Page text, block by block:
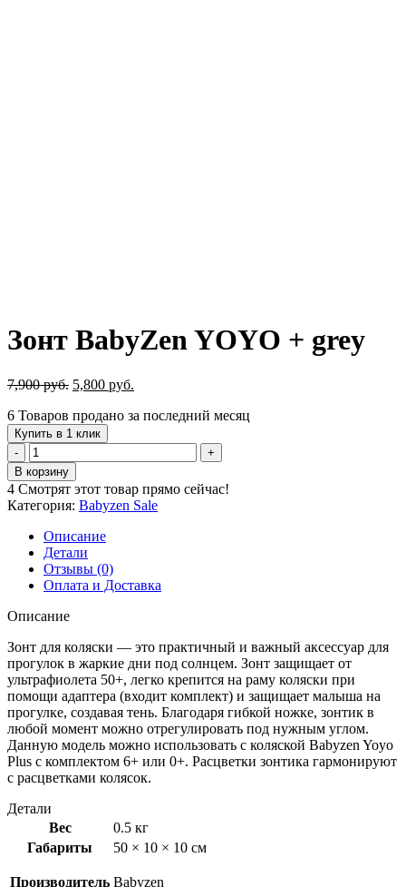
Зонт BabyZen YOYO + grey
7,900руб. Первоначальная
составляла
7,900 руб..
5,800 руб.
5,800 руб..
6 Товаров продано за последний месяц
Купить в 1 клик
Количество
товара
Зонт
BabyZen
YOYO
+
grey
В корзину
4 Смотрят этот товар прямо сейчас!
Категория: Babyzen Sale
Описание
Детали
Отзывы (0)
Оплата и Доставка
Описание
Зонт для коляски — это практичный и важный аксессуар для
прогулок в жаркие дни под солнцем. Зонт защищает от
ультрафиолета 50+, легко крепится на раму коляски при
помощи адаптера (входит комплект) и защищает малыша на
прогулке, создавая тень. Благодаря гибкой ножке, зонтик в
любой момент можно отрегулировать под нужным углом.
Данную модель можно использовать с коляской Babyzen Yoyo
Plus с комплектом 6+ или 0+. Расцветки зонтика гармонируют
с расцветками колясок.
Детали
Вес
0.5 кг
Габариты
50 × 10 × 10 см
Производитель Babyzen